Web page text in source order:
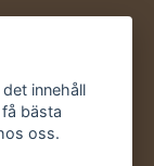
innehåll
bästa
oss.